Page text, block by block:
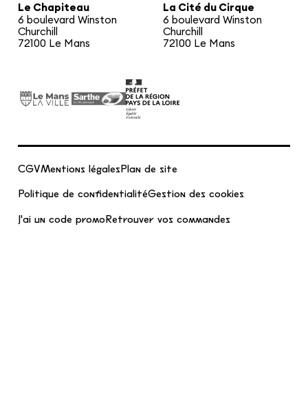
Le Chapiteau
6 boulevard Winston
Churchill
72100 Le Mans
La Cité du Cirque
6 boulevard Winston
Churchill
72100 Le Mans
CGVMentions légalesPlan de site
Politique de confidentialitéGestion des cookies
J'ai un code promoRetrouver vos commandes